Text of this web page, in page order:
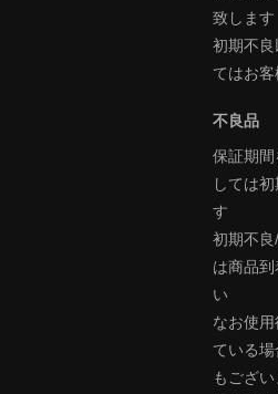
致します
初期不
てはお
不良品
保証期
しては
す
初期不
は商品
い
なお使
ている
もござい